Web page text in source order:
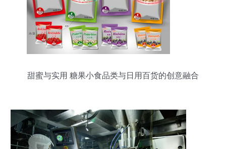
甜蜜与实用 糖果小食品类与日用百货的创意融合